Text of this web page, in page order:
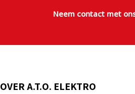
Neem contact met
OVER A.T.O. ELEKTRO